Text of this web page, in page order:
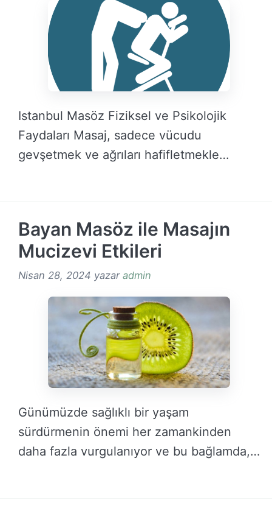
Istanbul Masöz Fiziksel ve Psikolojik
Faydaları Masaj, sadece vücudu
gevşetmek ve ağrıları hafifletmekle
Bayan Masöz ile Masajın
Mucizevi Etkileri
Nisan 28, 2024 yazar admin
Günümüzde sağlıklı bir yaşam
sürdürmenin önemi her zamankinden
daha fazla vurgulanıyor ve bu bağlamda,